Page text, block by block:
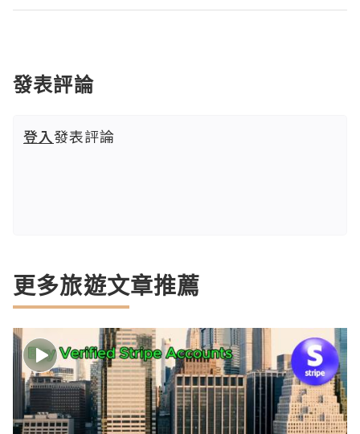
發表評論
登入發表評論
更多旅遊文章推薦